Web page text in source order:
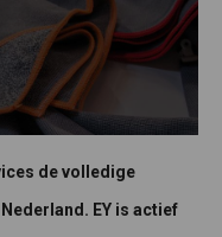
de volledige
EY is actief